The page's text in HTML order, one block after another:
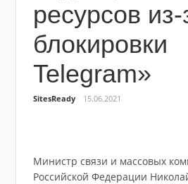
ресурсов из-
блокировки
Telegram»
SitesReady 15.06.2021
Министр связи и массовых
Российской Федерации